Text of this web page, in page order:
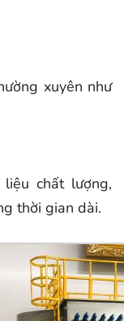
xuyên như
chất lượng,
thời gian dài.